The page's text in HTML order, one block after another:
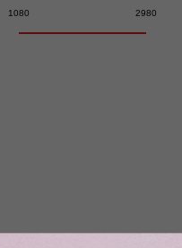
1080 2980